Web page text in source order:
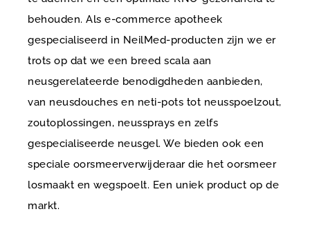
behouden. Als e-commerce apotheek
gespecialiseerd in NeilMed-producten zijn we er
trots op dat we een breed scala aan
neusgerelateerde benodigdheden aanbieden,
van neusdouches en neti-pots tot neusspoelzout,
zoutoplossingen, neussprays en zelfs
gespecialiseerde neusgel. We bieden ook een
speciale oorsmeerverwijderaar die het oorsmeer
losmaakt en wegspoelt. Een uniek product op de
markt.